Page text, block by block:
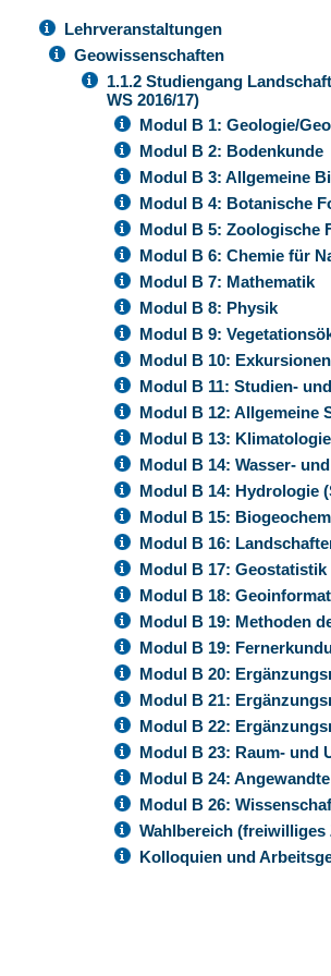
Lehrveranstaltungen
Geowissenschaften
1.1.2 Studiengang
WS 2016/17)
Modul B 1: Geologie/
Modul B 2: Bodenkunde
Modul B 3: Allgemeine
Modul B 4: Botanische
Modul B 5: Zoologische
Modul B 6: Chemie für
Modul B 7: Mathematik
Modul B 8: Physik
Modul B 9:
Modul B 10: Exkursionen
Modul B 11: Studien-
Modul B 12: Allgemeine
Modul B 13: Klimatologie
Modul B 14: Wasser-
Modul B 14: Hydrologie
Modul B 15:
Modul B 16:
Modul B 17: Geostatistik
Modul B 18:
Modul B 19: Methoden
Modul B 19:
Modul B 20:
Modul B 21:
Modul B 22:
Modul B 23: Raum- und
Modul B 24:
Modul B 26:
Wahlbereich (freiwilliges
Kolloquien und